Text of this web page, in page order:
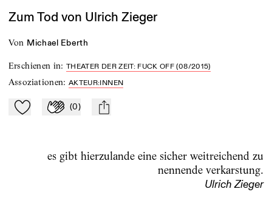
Zum Tod von Ulrich Zieger
von Michael Eberth
Erschienen in:THEATER DER ZEIT: FUCK OFF (08/2015)
Assoziationen:AKTEUR:INNEN
Zu Mein-TdZ hinzufügen
Applaudieren
(0) mail
es gibt hierzulande eine sicher weitreichend zu
nennende verkarstung.
Ulrich Zieger